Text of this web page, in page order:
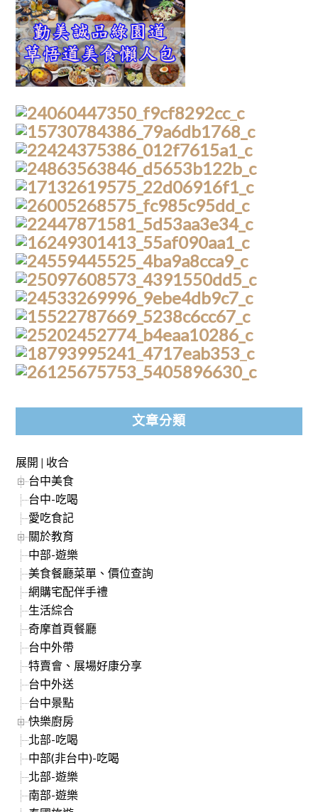
文章分類
展開 | 收合
台中美食
台中-吃喝
愛吃食記
關於教育
中部-遊樂
美食餐廳菜單、價位查詢
網購宅配伴手禮
生活綜合
奇摩首頁餐廳
台中外帶
特賣會、展場好康分享
台中外送
台中景點
快樂廚房
北部-吃喝
中部(非台中)-吃喝
北部-遊樂
南部-遊樂